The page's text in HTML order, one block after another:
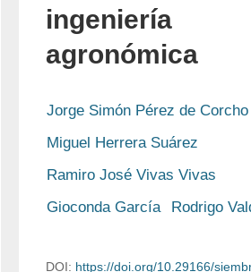
ingeniería
agronómica
Jorge Simón Pérez de
Miguel Herrera Suárez
Ramiro José Vivas Vivas
Gioconda García
Rodrigo
DOI: https://doi.org/10.29166/